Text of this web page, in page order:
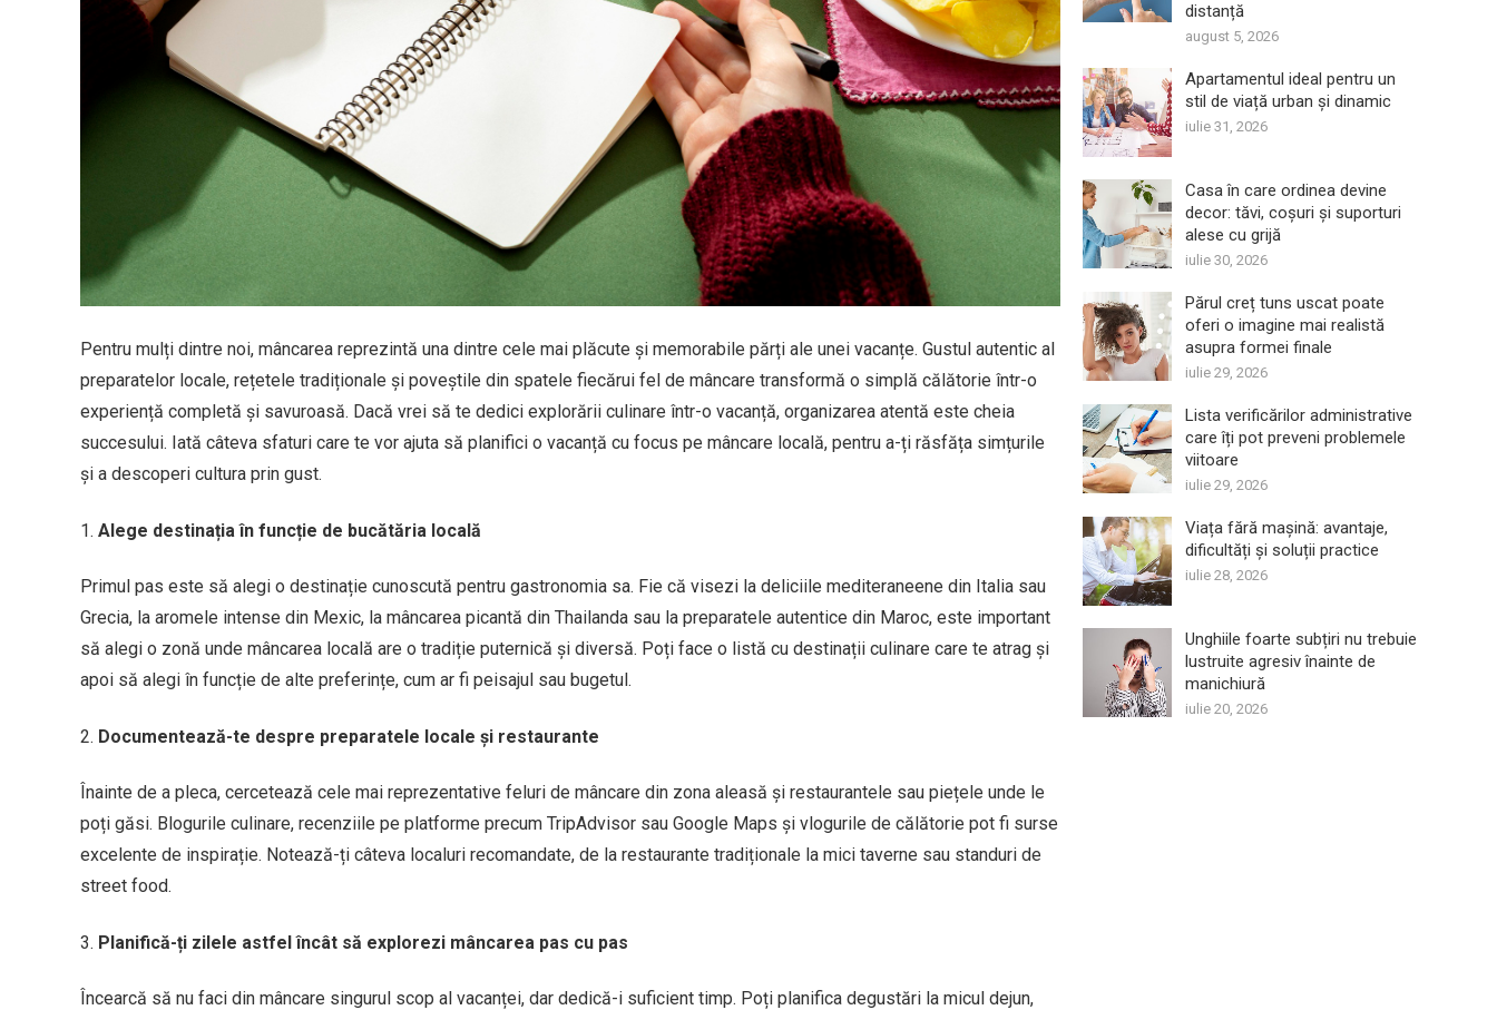
Pentru mulți dintre noi, mâncarea reprezintă una dintre cele mai plăcute și memorabile părți ale unei vacanțe. Gustul autentic al
preparatelor locale, rețetele tradiționale și poveștile din spatele fiecărui fel de mâncare transformă o simplă călătorie într-o
experiență completă și savuroasă. Dacă vrei să te dedici explorării culinare într-o vacanță, organizarea atentă este cheia
succesului. Iată câteva sfaturi care te vor ajuta să planifici o vacanță cu focus pe mâncare locală, pentru a-ți răsfăța simțurile
și a descoperi cultura prin gust.
Alege destinația în funcție de bucătăria locală
Primul pas este să alegi o destinație cunoscută pentru gastronomia sa. Fie că visezi la deliciile mediteraneene din Italia sau
Grecia, la aromele intense din Mexic, la mâncarea picantă din Thailanda sau la preparatele autentice din Maroc, este important
să alegi o zonă unde mâncarea locală are o tradiție puternică și diversă. Poți face o listă cu destinații culinare care te atrag și
apoi să alegi în funcție de alte preferințe, cum ar fi peisajul sau bugetul.
Documentează-te despre preparatele locale și restaurante
Înainte de a pleca, cercetează cele mai reprezentative feluri de mâncare din zona aleasă și restaurantele sau piețele unde le
poți găsi. Blogurile culinare, recenziile pe platforme precum TripAdvisor sau Google Maps și vlogurile de călătorie pot fi surse
excelente de inspirație. Notează-ți câteva localuri recomandate, de la restaurante tradiționale la mici taverne sau standuri de
street food.
Planifică-ți zilele astfel încât să explorezi mâncarea pas cu pas
Încearcă să nu faci din mâncare singurul scop al vacanței, dar dedică-i suficient timp. Poți planifica degustări la micul dejun,
distanță
august 5, 2026
Apartamentul ideal pentru un
stil de viață urban și dinamic
iulie 31, 2026
Casa în care ordinea devine
decor: tăvi, coșuri și suporturi
alese cu grijă
iulie 30, 2026
Părul creț tuns uscat poate
oferi o imagine mai realistă
asupra formei finale
iulie 29, 2026
Lista verificărilor administrative
care îți pot preveni problemele
viitoare
iulie 29, 2026
Viața fără mașină: avantaje,
dificultăți și soluții practice
iulie 28, 2026
Unghiile foarte subțiri nu trebuie
lustruite agresiv înainte de
manichiură
iulie 20, 2026